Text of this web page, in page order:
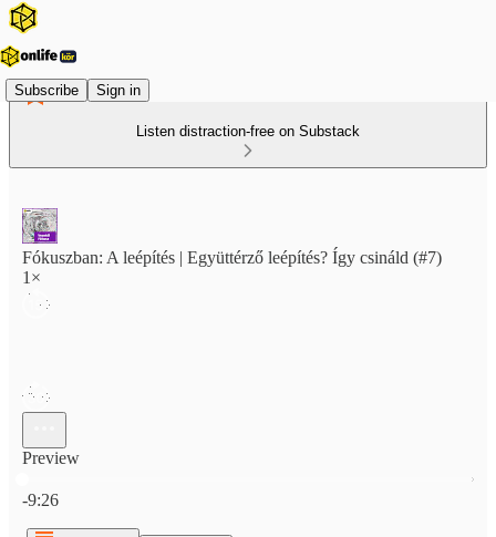
Subscribe Sign in
Listen distraction-free on Substack
Fókuszban: A leépítés | Együttérző leépítés? Így csináld (#7)
1×
Preview
-9:26